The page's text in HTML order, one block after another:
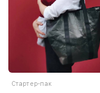
Стартер-пак